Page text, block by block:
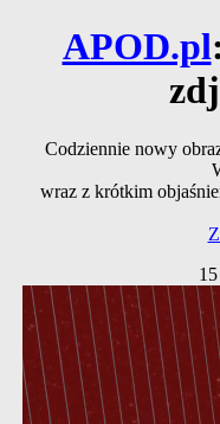
APOD.pl
Codziennie nowy
wraz z krótkim